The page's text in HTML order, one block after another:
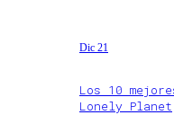
Dic 21
Los 10
Lonely Planet